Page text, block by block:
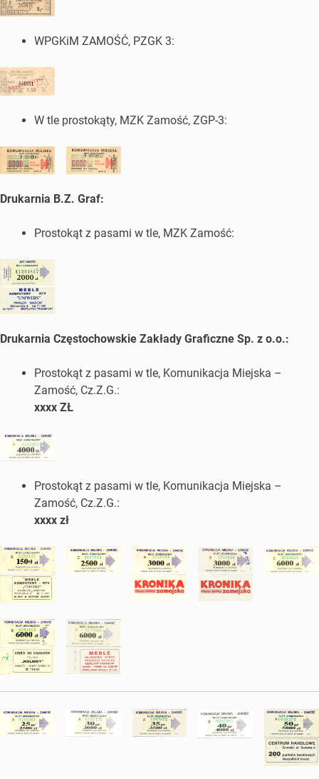
WPGKiM ZAMOŚĆ, PZGK 3:
W tle prostokąty, MZK Zamość, ZGP-3:
Drukarnia B.Z. Graf:
Prostokąt z pasami w tle, MZK Zamość:
Drukarnia Częstochowskie Zakłady Graficzne Sp. z o.o.:
Prostokąt z pasami w tle, Komunikacja Miejska –
Zamość, Cz.Z.G.:
xxxx ZŁ
Prostokąt z pasami w tle, Komunikacja Miejska –
Zamość, Cz.Z.G.:
xxxx zł